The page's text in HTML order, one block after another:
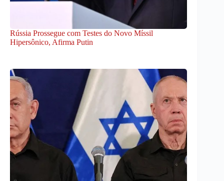
Rússia Prossegue com Testes do Novo Míssil
Hipersônico, Afirma Putin